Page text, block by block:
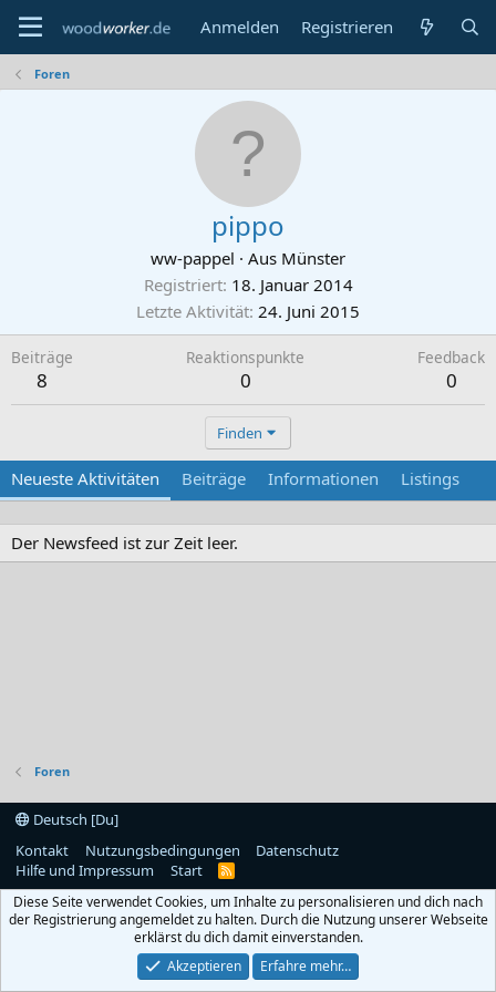
Anmelden Registrieren
Foren
pippo
ww-pappel · Aus Münster
Registriert 18. Januar 2014
Letzte Aktivität 24. Juni 2015
Beiträge
8
Reaktionspunkte
0
Feedback
0
Finden
Neueste Aktivitäten Beiträge Informationen Listings
Der Newsfeed ist zur Zeit leer.
Foren
Deutsch [Du]
Kontakt
Nutzungsbedingungen
Datenschutz
Hilfe und Impressum
Start
R
S
Diese Seite verwendet Cookies, um Inhalte zu personalisieren und dich nach
der Registrierung angemeldet zu halten. Durch die Nutzung unserer Webseite
erklärst du dich damit einverstanden.
Akzeptieren
Erfahre mehr…